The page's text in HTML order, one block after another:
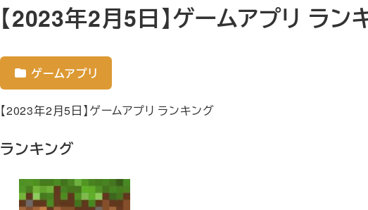
【2023年2月5日】ゲームアプリ ラン
ゲームアプリ
【2023年2月5日】ゲームアプリ ランキング
ランキング